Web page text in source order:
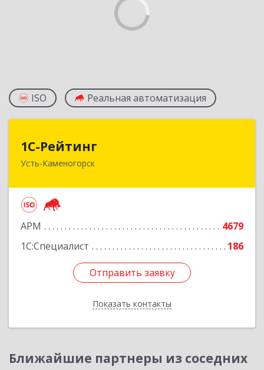
ISO Реальная автоматизация
1С-Рейтинг
Усть-Каменогорск
АРМ
4679
1С:Специалист
186
Отправить заявку
Показать контакты
492024, Усть-Каменогорск, ул.Ушанова, 27
Отправить заявку
Назад
Ближайшие партнеры из соседних